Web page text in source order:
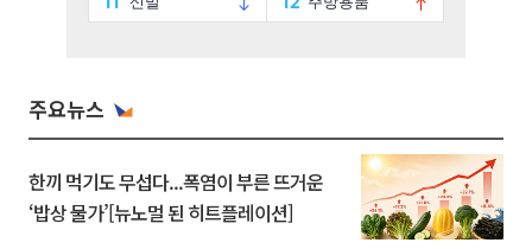
주요뉴스
한끼 먹기도 무섭다...폭염이 부른 뜨거운
‘밥상 물가’[뉴노멀 된 히트플레이션]